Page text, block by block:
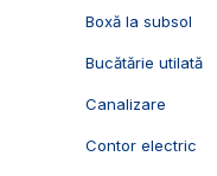
Boxă la subsol
Bucătărie utilată
Canalizare
Contor electric